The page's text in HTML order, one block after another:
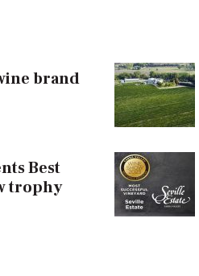
brand
Best
trophy